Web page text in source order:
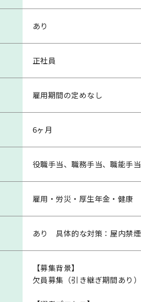
あり
正社員
雇用期間の定めなし
6ヶ月
役職手当、職務手当、職能手
雇用・労災・厚生年金・健康
あり 具体的な対策：屋内禁煙
【募集背景】
欠員募集（引き継ぎ期間あり）